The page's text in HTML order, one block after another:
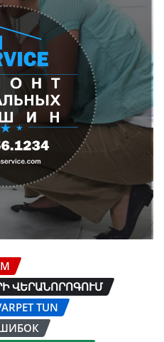
ՎԵՐԱՆՈՐՈԳՈՒՄ
TUN